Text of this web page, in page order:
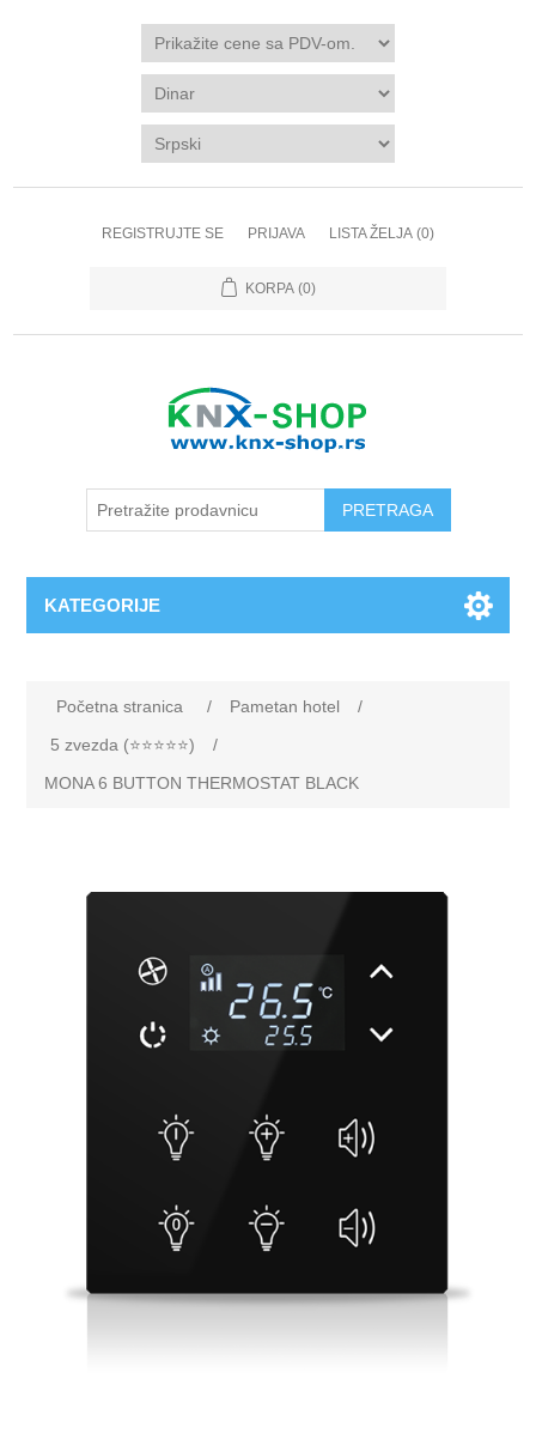
REGISTRUJTE SE PRIJAVA LISTA ŽELJA (0)
KORPA (0)
KATEGORIJE
Početna stranica / Pametan hotel
/
5 zvezda (⭐️⭐️⭐️⭐️⭐️)
/
MONA 6 BUTTON THERMOSTAT BLACK